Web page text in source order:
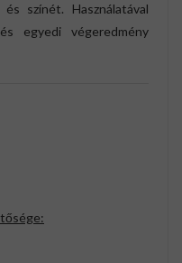
színét. Használatával
egyedi végeredmény